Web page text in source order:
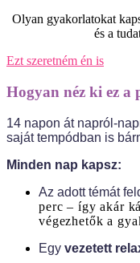
Olyan gyakorlatokat
és a
Ezt szeretném én is
Hogyan néz ki ez a
14 napon át napról-
saját tempódban is
Minden nap kapsz:
Az adott témát
perc – így akár
végezhetők a
Egy vezetett